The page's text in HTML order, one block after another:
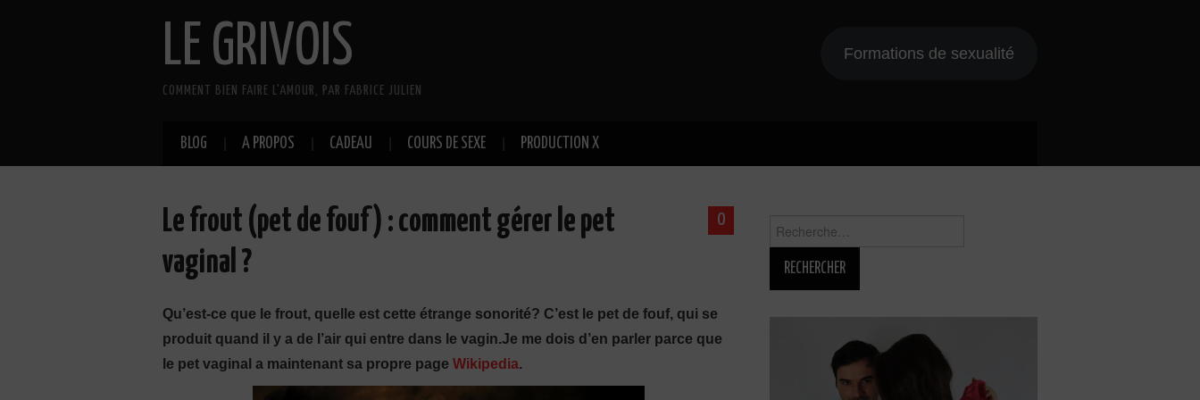
LE GRIVOIS
COMMENT BIEN FAIRE L'AMOUR, PAR FABRICE JULIEN
Formations de sexualité
BLOG A PROPOS CADEAU COURS DE SEXE PRODUCTION X
0
Le frout (pet de fouf) : comment gérer le pet
vaginal ?
Qu’est-ce que le frout, quelle est cette étrange sonorité? C’est le pet de fouf, qui se
produit quand il y a de l’air qui entre dans le vagin.Je me dois d’en parler parce que
le pet vaginal a maintenant sa propre page Wikipedia.